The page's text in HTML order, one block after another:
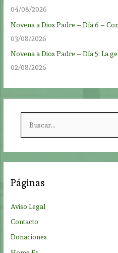
04/08/2026
Novena a Dios Padre – Día 6 –
03/08/2026
Novena a Dios Padre – Día 5: La
02/08/2026
c
r
:
Páginas
Aviso Legal
Contacto
Donaciones